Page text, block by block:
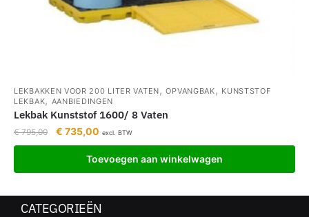
LEKBAKKEN VOOR 200 LITER VATEN,OPVANGBAK, KUNSTSTOF
LEKBAK, AANBIEDINGEN
Lekbak Kunststof 1600/ 8 Vaten
€795,00 € 735,00 excl. BTW
Toevoegen aan winkelwagen
CATEGORIEËN